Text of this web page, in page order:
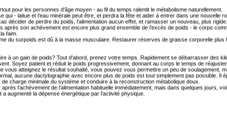
pour les personnes d'âge moyen - au fil du temps ralentit le métabolisme naturellement.
qui - laitue et l'eau minérale peut être, et perdra la fête et aider à entrer dans une nouvelle
décider de perdre du poids, l'alimentation aucun effet, et ramasser un nouveau, plus
après son achèvement est encore plus grand ensemble de l'excès de poids - le corps
faim.
du surpoids est dû à la masse musculaire. Restaurer réserves de graisse corporelle
à un gain de poids? Tout d'abord, prenez votre temps. Rapidement se débarrasser des
Soyez patient et réduit le poids progressivement, donnant au corps le temps de
vous atteignez le résultat souhaité, vous pouvez vous permettre un peu de soulagement,
aucune dactylographie avec encore plus de poids est tout simplement pas possible. Il
charge minimale du système et conduire à la reconstruction métabolique doux.
l'achèvement de l'alimentation habituelle immédiatement, mais dans quelques jours,
augmenté la dépense énergétique par l'activité physique.